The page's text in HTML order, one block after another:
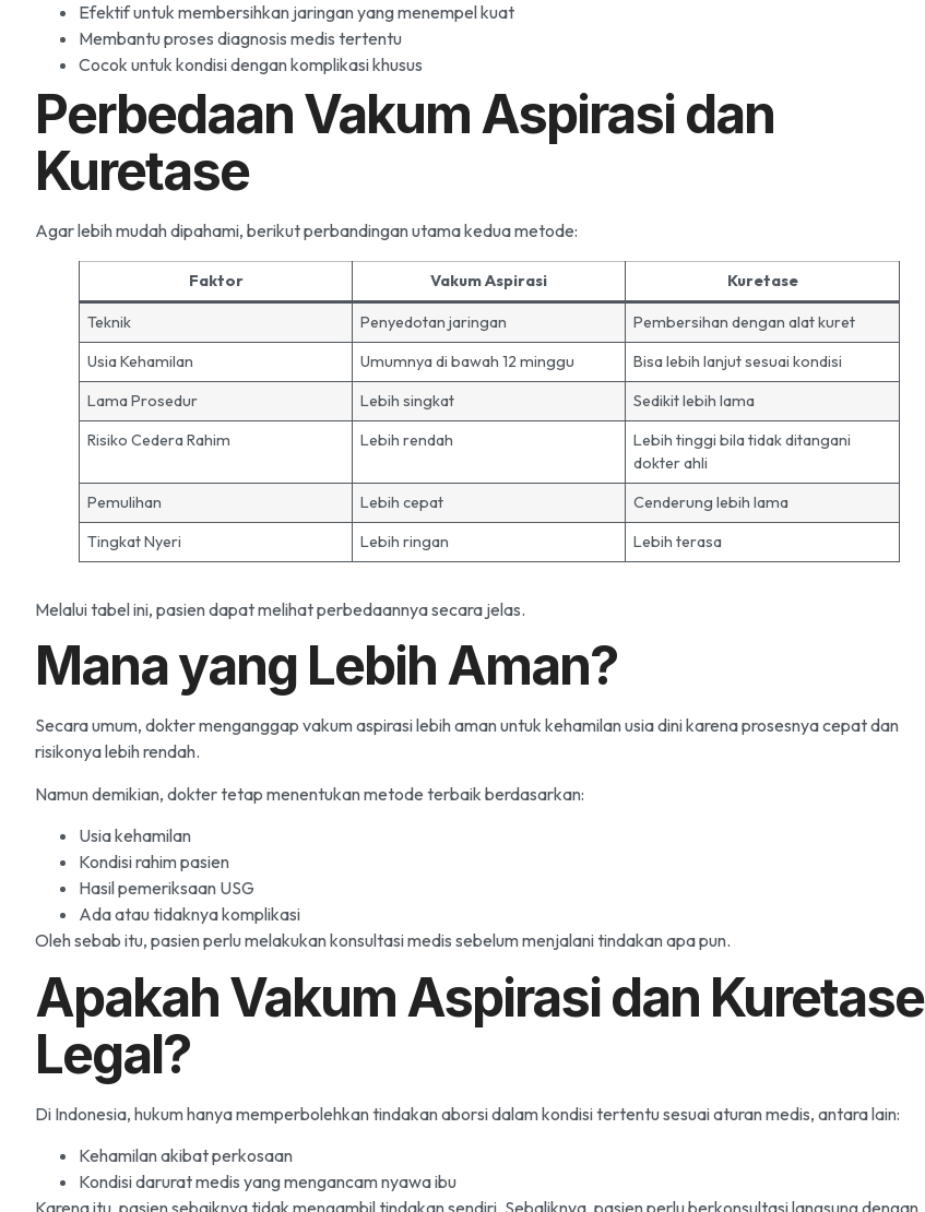
Efektif untuk membersihkan jaringan yang menempel kuat
Membantu proses diagnosis medis tertentu
Cocok untuk kondisi dengan komplikasi khusus
Perbedaan Vakum Aspirasi dan
Kuretase
Agar lebih mudah dipahami, berikut perbandingan utama kedua metode:
Faktor Vakum Aspirasi Kuretase
Teknik Penyedotan jaringan
Pembersihan dengan alat kuret
Usia Kehamilan
Umumnya di bawah 12 minggu
Bisa lebih lanjut sesuai kondisi
Lama Prosedur
Lebih singkat
Sedikit lebih lama
Risiko Cedera Rahim
Lebih rendah
Lebih tinggi bila tidak ditangani
dokter ahli
Pemulihan
Lebih cepat
Cenderung lebih lama
Tingkat Nyeri
Lebih ringan Lebih terasa
Melalui tabel ini, pasien dapat melihat perbedaannya secara jelas.
Mana yang Lebih Aman?
Secara umum, dokter menganggap vakum aspirasi lebih aman untuk kehamilan usia dini karena prosesnya cepat dan
risikonya lebih rendah.
Namun demikian, dokter tetap menentukan metode terbaik berdasarkan:
Usia kehamilan
Kondisi rahim pasien
Hasil pemeriksaan USG
Ada atau tidaknya komplikasi
Oleh sebab itu, pasien perlu melakukan konsultasi medis sebelum menjalani tindakan apa pun.
Apakah Vakum Aspirasi dan Kuretase
Legal?
Di Indonesia, hukum hanya memperbolehkan tindakan aborsi dalam kondisi tertentu sesuai aturan medis, antara lain:
Kehamilan akibat perkosaan
Kondisi darurat medis yang mengancam nyawa ibu